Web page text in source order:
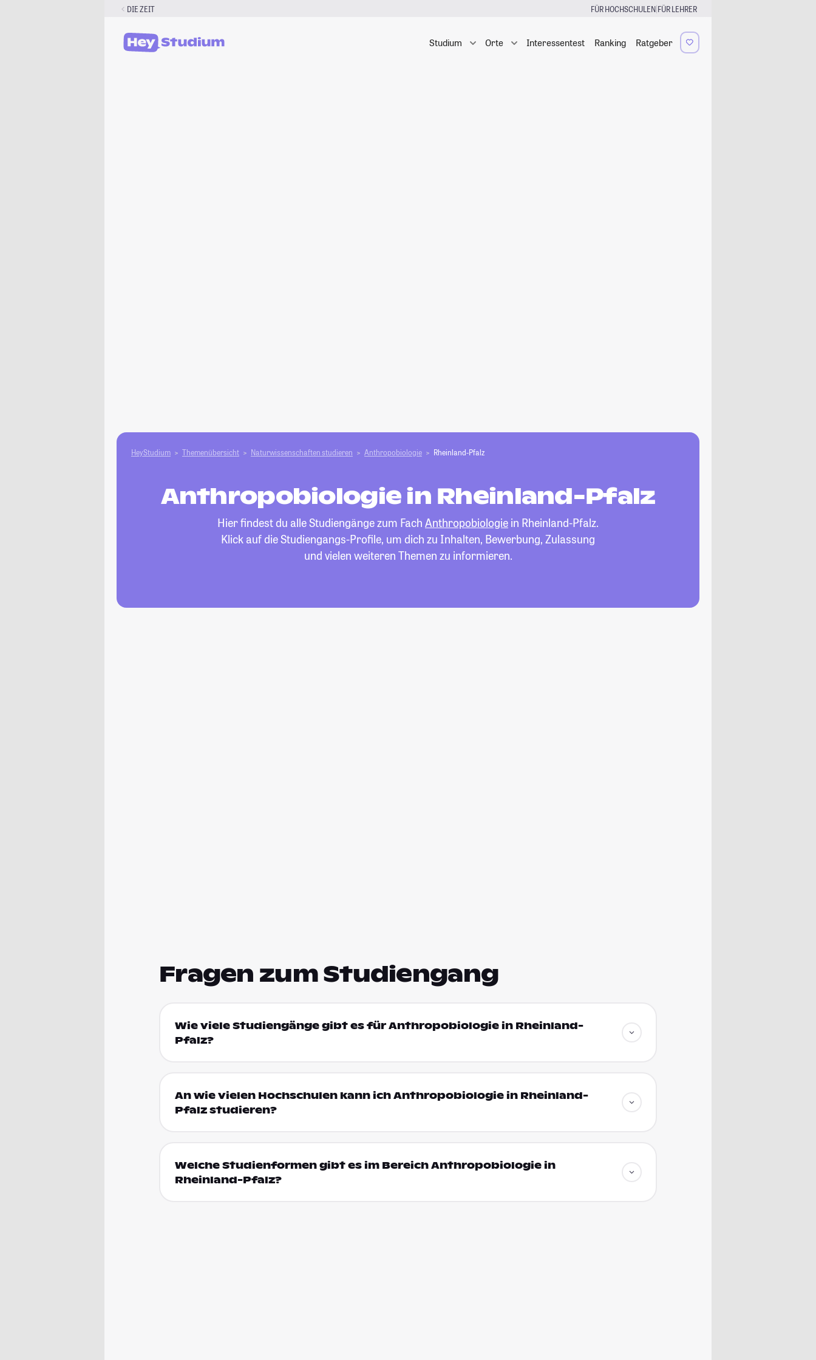
DIE ZEIT FÜR HOCHSCHULEN|FÜR LEHRER
Studium Orte Interessentest Ranking Ratgeber
HeyStudium Themenübersicht Natur­wissenschaften studieren Anthropobiologie Rheinland-Pfalz
Anthropobiologie in Rheinland-Pfalz
Hier findest du alle Studiengänge zum Fach Anthropobiologie in Rheinland-Pfalz.
Klick auf die Studiengangs-Profile, um dich zu Inhalten, Bewerbung, Zulassung
und vielen weiteren Themen zu informieren.
Fragen zum Studiengang
Wie viele Studiengänge gibt es für Anthropobiologie in Rheinland-
Pfalz?
An wie vielen Hochschulen kann ich Anthropobiologie in Rheinland-
Pfalz studieren?
Welche Studienformen gibt es im Bereich Anthropobiologie in
Rheinland-Pfalz?